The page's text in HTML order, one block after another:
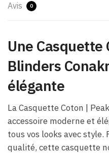
Avis 0
Une Casquette
Blinders
élégante
La Casquette Coton |
accessoire moderne et
tous vos looks avec
qualité, cette casquette